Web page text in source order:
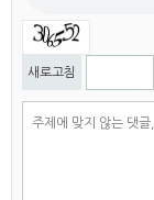
새로고침